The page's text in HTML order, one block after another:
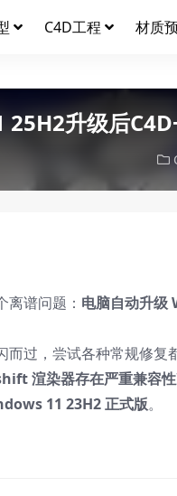
C4D工程 材质
25H2升级后
谱问题： 电脑自动升级
过，尝试各种常规修
渲染器存在严重兼容
11 23H2 正式版。